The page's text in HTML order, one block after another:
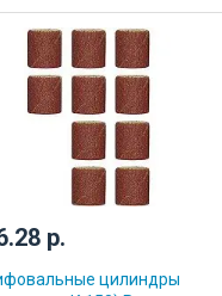
р.
цилиндры